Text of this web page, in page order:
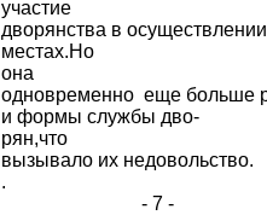
участие
дворянства в
местах.Но
она
одновременно еще больше
и формы службы дво-
рян,что
вызывало их недовольство.
.
- 7 -